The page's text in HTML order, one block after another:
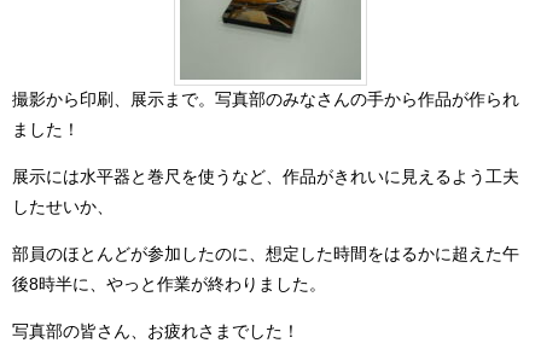
撮影から印刷、展示まで。写真部のみなさんの手から作品が作られ
ました！
展示には水平器と巻尺を使うなど、作品がきれいに見えるよう工夫
したせいか、
部員のほとんどが参加したのに、想定した時間をはるかに超えた午
後8時半に、やっと作業が終わりました。
写真部の皆さん、お疲れさまでした！